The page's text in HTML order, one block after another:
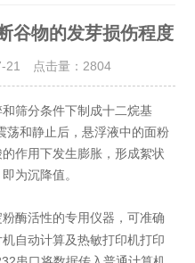
谷物的发芽损伤程度
21 点击量： 2804
筛分条件下制成十二烷基
荡和静止后，悬浮液中的面粉
作用下发生膨胀，形成絮状
为沉降值。
酶活性的专用仪器，可准确
自动计算及热敏打印机打印